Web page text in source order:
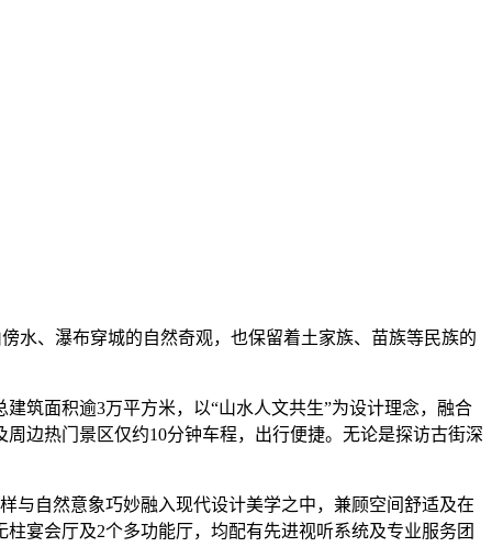
水、瀑布穿城的自然奇观，也保留着土家族、苗族等民族的
筑面积逾3万平方米，以“山水人文共生”为设计理念，融合
边热门景区仅约10分钟车程，出行便捷。无论是探访古街深
与自然意象巧妙融入现代设计美学之中，兼顾空间舒适及在
宴会厅及2个多功能厅，均配有先进视听系统及专业服务团